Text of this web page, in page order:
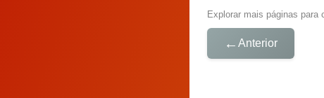
Explorar mais páginas para
← Anterior